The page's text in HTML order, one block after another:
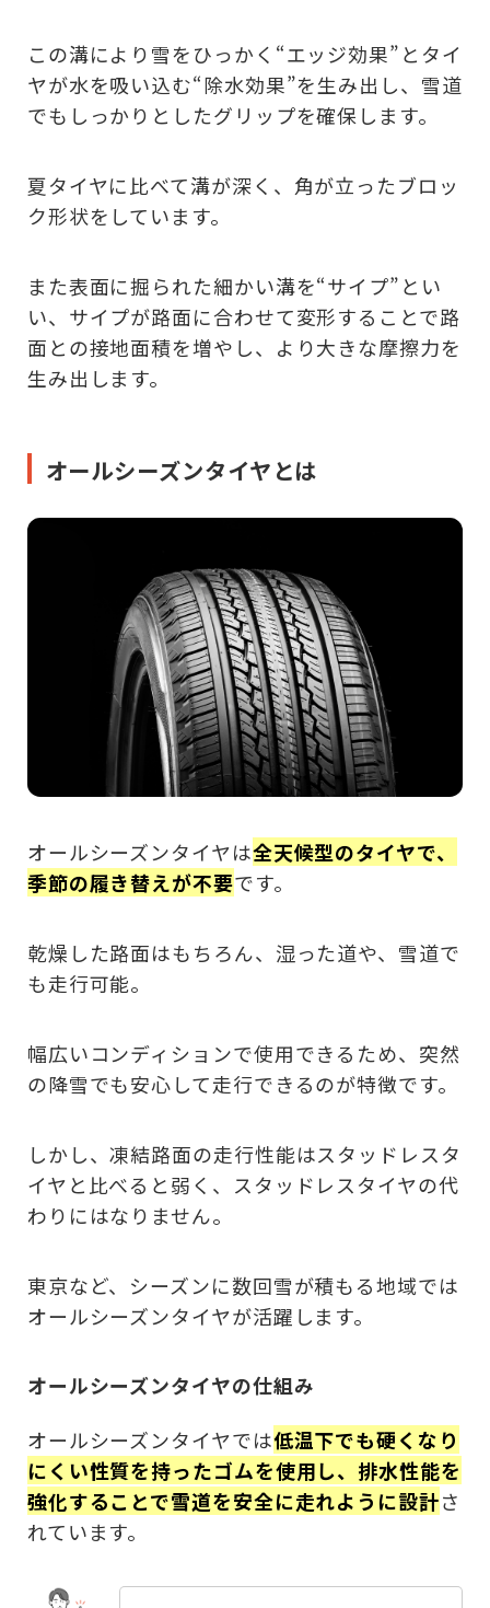
この溝により雪をひっかく“エッジ効果”とタイ
ヤが水を吸い込む“除水効果”を生み出し、雪道
でもしっかりとしたグリップを確保します。
夏タイヤに比べて溝が深く、角が立ったブロッ
ク形状をしています。
また表面に掘られた細かい溝を“サイプ”とい
い、サイプが路面に合わせて変形することで路
面との接地面積を増やし、より大きな摩擦力を
生み出します。
オールシーズンタイヤとは
オールシーズンタイヤは全天候型のタイヤで、
季節の履き替えが不要です。
乾燥した路面はもちろん、湿った道や、雪道で
も走行可能。
幅広いコンディションで使用できるため、突然
の降雪でも安心して走行できるのが特徴です。
しかし、凍結路面の走行性能はスタッドレスタ
イヤと比べると弱く、スタッドレスタイヤの代
わりにはなりません。
東京など、シーズンに数回雪が積もる地域では
オールシーズンタイヤが活躍します。
オールシーズンタイヤの仕組み
オールシーズンタイヤでは低温下でも硬くなり
にくい性質を持ったゴムを使用し、排水性能を
強化することで雪道を安全に走れように設計さ
れています。